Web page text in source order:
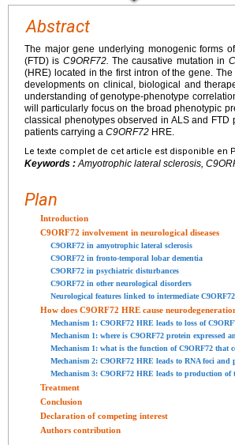
Abstract
The major gene underlying monogenic forms
(FTD) is C9ORF72. The causative mutation in
(HRE) located in the first intron of the gene.
developments on clinical, biological and
understanding of genotype-phenotype
will particularly focus on the broad phenotypic
classical phenotypes observed in ALS and
patients carrying a C9ORF72 HRE.
Le texte complet de cet article est disponible en
Keywords :Amyotrophic lateral sclerosis,
Plan
Introduction
C9ORF72 involvement in neurological diseases
C9ORF72 in amyotrophic lateral sclerosis
C9ORF72 in fronto-temporal lobar dementia
C9ORF72 in psychiatric disturbances
C9ORF72 in other neurological disorders
Neurological features linked to intermediate
How does C9ORF72 HRE cause
Mechanism 1: C9ORF72 HRE leads to loss of
Mechanism 1: where is C9ORF72 protein expressed
Mechanism 1: what is the function of C9ORF72 that
Mechanism 2: C9ORF72 HRE leads to RNA foci and
Mechanism 3: C9ORF72 HRE leads to production of
Treatment
Conclusion
Declaration of competing interest
Authors contribution